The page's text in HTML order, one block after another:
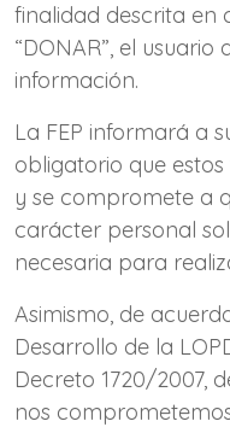
finalidad descrita en
“DONAR”, el
información.
La FEP informará a
obligatorio que
y se compromete a
carácter personal
necesaria para
Asimismo, de
Desarrollo de la
Decreto 1720/2007,
nos